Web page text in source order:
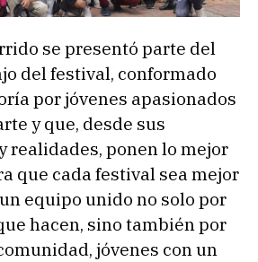
se presentó parte del
del festival, conformado
por jóvenes apasionados
y que, desde sus
realidades, ponen lo mejor
que cada festival sea mejor
equipo unido no solo por
hacen, sino también por
jóvenes con un